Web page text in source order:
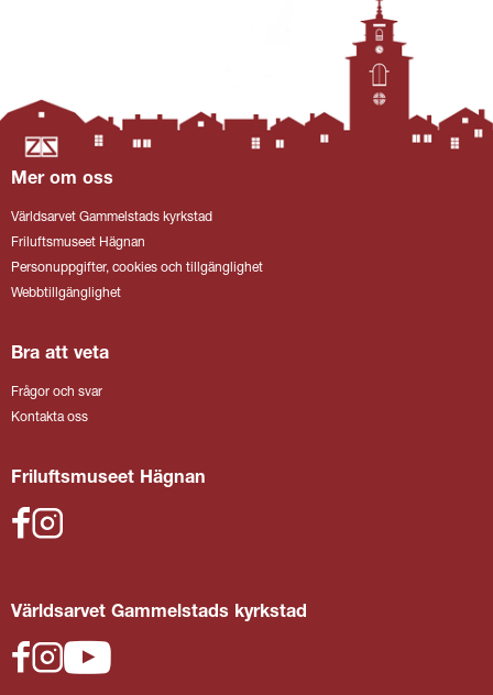
Mer om oss
Världsarvet Gammelstads kyrkstad
Friluftsmuseet Hägnan
Personuppgifter, cookies och tillgänglighet
Webbtillgänglighet
Bra att veta
Frågor och svar
Kontakta oss
Friluftsmuseet Hägnan
Världsarvet Gammelstads kyrkstad